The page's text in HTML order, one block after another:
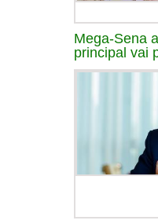
Mega-Sena
principal vai